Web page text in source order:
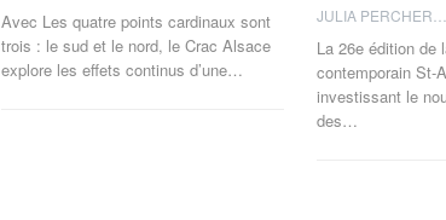
Avec Les quatre points cardinaux sont
trois : le sud et le nord, le Crac Alsace
explore les effets continus d’une…
La 26e édition de
contemporain St-
investissant le
des…